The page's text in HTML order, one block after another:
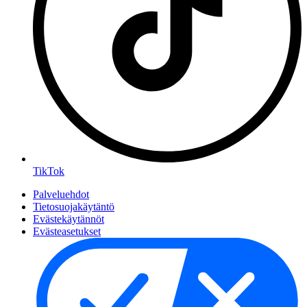
TikTok
Palveluehdot
Tietosuojakäytäntö
Evästekäytännöt
Evästeasetukset